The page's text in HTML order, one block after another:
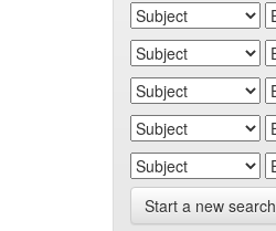
Start a new search